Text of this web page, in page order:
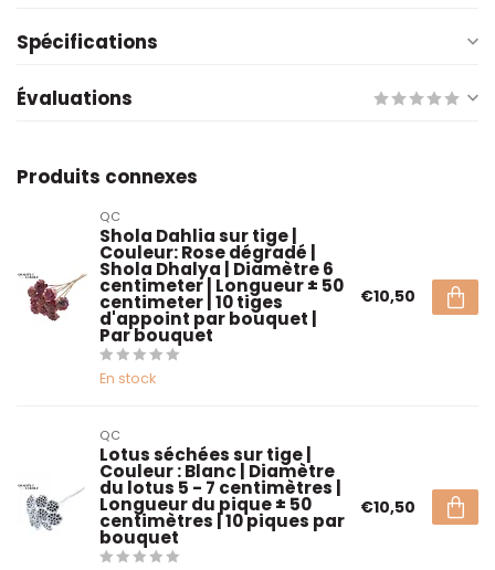
Spécifications
Évaluations
Produits connexes
QC
Shola Dahlia sur tige |
Couleur: Rose dégradé |
Shola Dhalya | Diamètre 6
centimeter | Longueur ± 50
centimeter | 10 tiges
d'appoint par bouquet |
Par bouquet
En stock
€10,50
QC
Lotus séchées sur tige |
Couleur : Blanc | Diamètre
du lotus 5 - 7 centimètres |
Longueur du pique ± 50
centimètres | 10 piques par
bouquet
€10,50